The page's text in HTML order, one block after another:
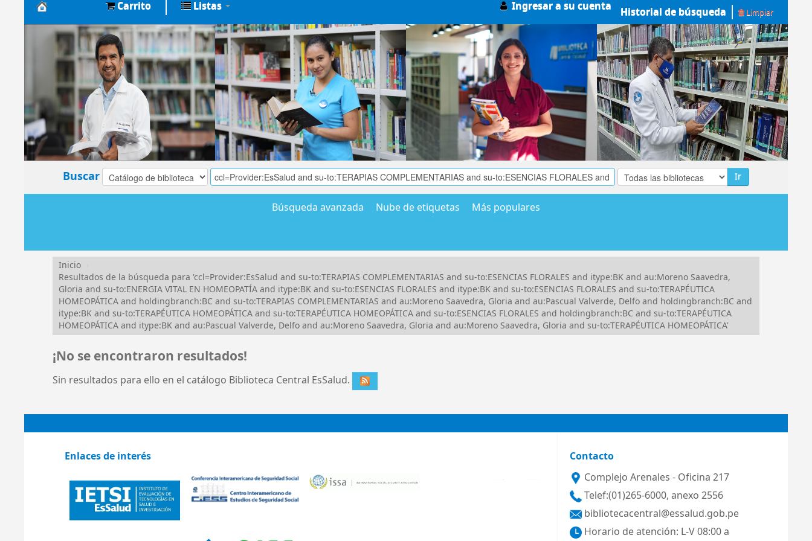
Biblioteca
Central
EsSalud
Carrito Listas Ingresar a su cuenta Historial de búsqueda Limpiar
Buscar Ir
Búsqueda avanzada Nube de etiquetas Más populares
Inicio
Resultados de la búsqueda para 'ccl=Provider:EsSalud and su-to:TERAPIAS COMPLEMENTARIAS and su-to:ESENCIAS FLORALES and itype:BK and au:Moreno Saavedra,
Gloria and su-to:ENERGIA VITAL EN HOMEOPATÍA and itype:BK and su-to:ESENCIAS FLORALES and itype:BK and su-to:ESENCIAS FLORALES and su-to:TERAPÉUTICA
HOMEOPÁTICA and holdingbranch:BC and su-to:TERAPIAS COMPLEMENTARIAS and au:Moreno Saavedra, Gloria and au:Pascual Valverde, Delfo and holdingbranch:BC and
itype:BK and su-to:TERAPÉUTICA HOMEOPÁTICA and su-to:TERAPÉUTICA HOMEOPÁTICA and su-to:ESENCIAS FLORALES and holdingbranch:BC and su-to:TERAPÉUTICA
HOMEOPÁTICA and itype:BK and au:Pascual Valverde, Delfo and au:Moreno Saavedra, Gloria and au:Moreno Saavedra, Gloria and su-to:TERAPÉUTICA HOMEOPÁTICA'
¡No se encontraron resultados!
Sin resultados para ello en el catálogo Biblioteca Central EsSalud.
Enlaces de interés
Contacto
Complejo Arenales - Oficina 217
Telef:(01)265-6000, anexo 2556
bibliotecacentral@essalud.gob.pe
Horario de atención: L-V 08:00 a